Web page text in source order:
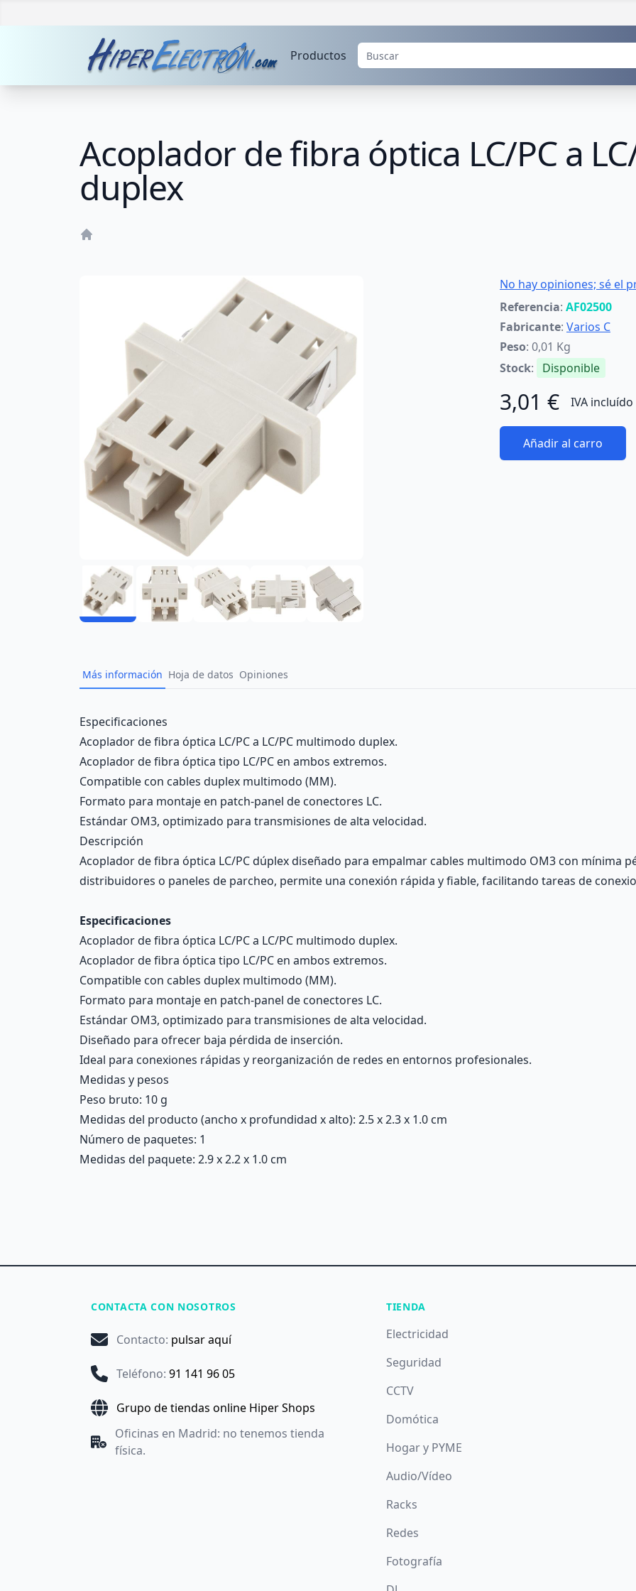
Productos
Acoplador de fibra óptica LC/PC a
duplex
No hay opiniones; sé el
Referencia: AF02500
Fabricante: Varios C
Peso: 0,01 Kg
Stock: Disponible
3,01 € IVA incluído
Añadir al carro
Más información Hoja de datos Opiniones
Description
Especificaciones
Acoplador de fibra óptica LC/PC a LC/PC multimodo duplex.
Acoplador de fibra óptica tipo LC/PC en ambos extremos.
Compatible con cables duplex multimodo (MM).
Formato para montaje en patch-panel de conectores LC.
Estándar OM3, optimizado para transmisiones de alta velocidad.
Descripción
Acoplador de fibra óptica LC/PC dúplex diseñado para empalmar cables multimodo OM3 con mínima
distribuidores o paneles de parcheo, permite una conexión rápida y fiable, facilitando tareas de
Especificaciones
Acoplador de fibra óptica LC/PC a LC/PC multimodo duplex.
Acoplador de fibra óptica tipo LC/PC en ambos extremos.
Compatible con cables duplex multimodo (MM).
Formato para montaje en patch-panel de conectores LC.
Estándar OM3, optimizado para transmisiones de alta velocidad.
Diseñado para ofrecer baja pérdida de inserción.
Ideal para conexiones rápidas y reorganización de redes en entornos profesionales.
Medidas y pesos
Peso bruto: 10 g
Medidas del producto (ancho x profundidad x alto): 2.5 x 2.3 x 1.0 cm
Número de paquetes: 1
Medidas del paquete: 2.9 x 2.2 x 1.0 cm
CONTACTA CON NOSOTROS
Contacto: pulsar aquí
Teléfono: 91 141 96 05
Grupo de tiendas online Hiper Shops
Oficinas en Madrid: no tenemos tienda
física.
TIENDA
Electricidad
Seguridad
CCTV
Domótica
Hogar y PYME
Audio/Vídeo
Racks
Redes
Fotografía